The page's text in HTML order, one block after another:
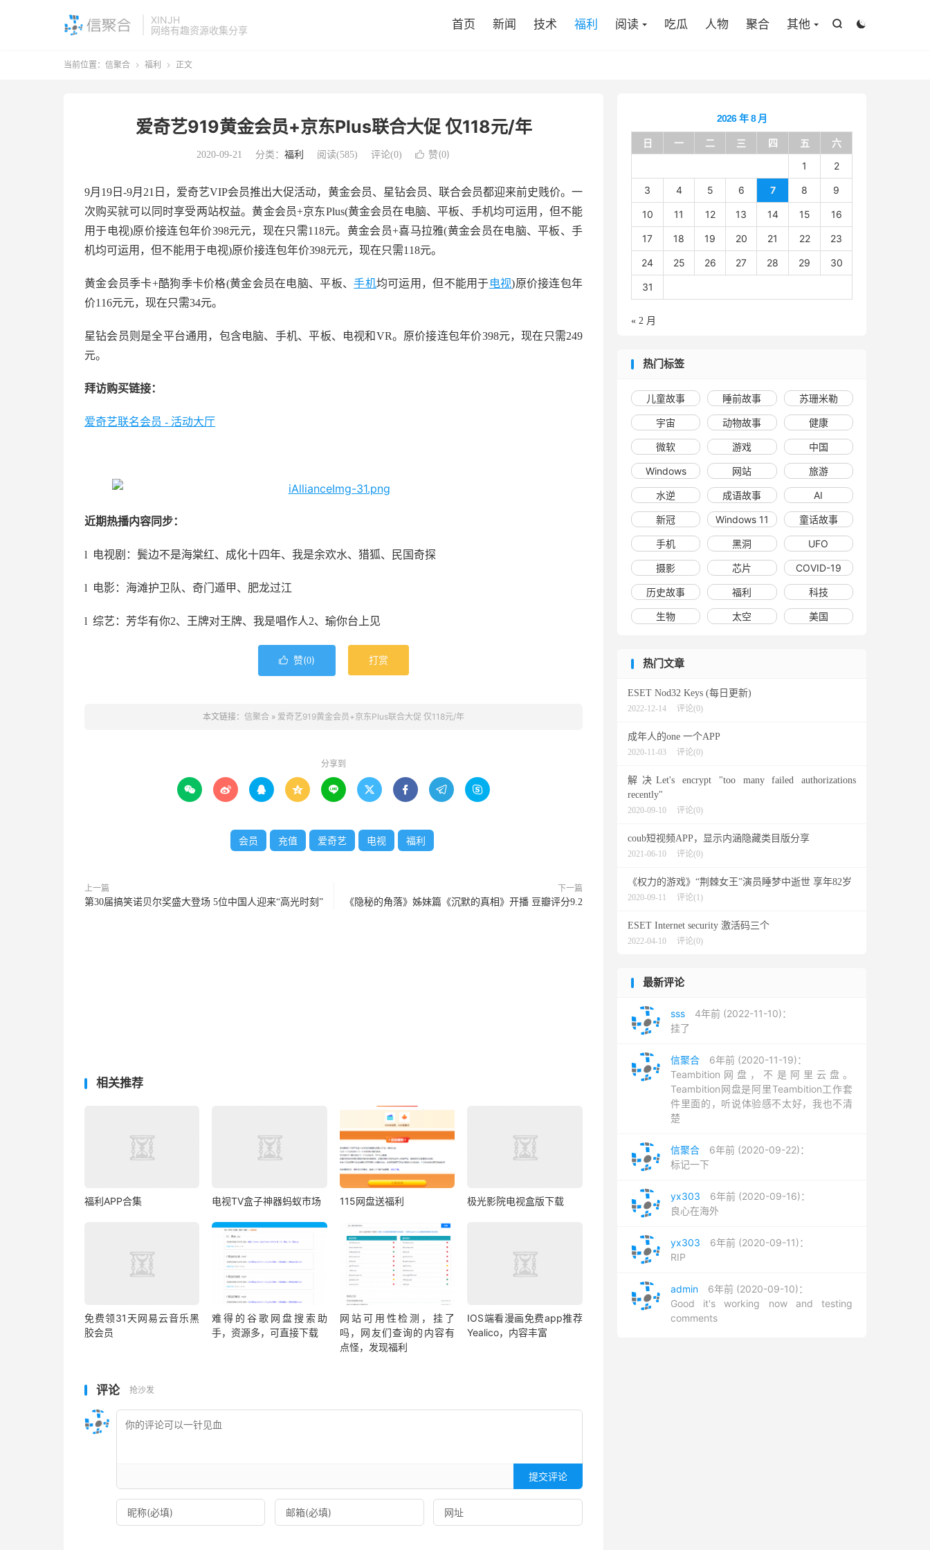
XINJH
网络有趣资源收集分享


首页 新闻 技术 福利 阅读 吃瓜 人物 聚合 其他
当前位置： 信聚合  福利  正文
爱奇艺919黄金会员+京东Plus联合大促 仅118元/年
2020-09-21 分类： 福利 阅读(585) 评论(0)  赞(0)
9月19日-9月21日，爱奇艺VIP会员推出大促活动，黄金会员、星钻会员、联合会员都迎来前史贱价。一
次购买就可以同时享受两站权益。黄金会员+京东Plus(黄金会员在电脑、平板、手机均可运用，但不能
用于电视)原价接连包年价398元元，现在只需118元。黄金会员+喜马拉雅(黄金会员在电脑、平板、手
机均可运用，但不能用于电视)原价接连包年价398元元，现在只需118元。
黄金会员季卡+酷狗季卡价格(黄金会员在电脑、平板、手机均可运用，但不能用于电视)原价接连包年
价116元元，现在只需34元。
星钻会员则是全平台通用，包含电脑、手机、平板、电视和VR。原价接连包年价398元，现在只需249
元。
拜访购买链接：
爱奇艺联名会员 - 活动大厅
近期热播内容同步：
l 电视剧：鬓边不是海棠红、成化十四年、我是余欢水、猎狐、民国奇探
l 电影：海滩护卫队、奇门遁甲、肥龙过江
l 综艺：芳华有你2、王牌对王牌、我是唱作人2、瑜你台上见
 赞(0) 打赏
本文链接： 信聚合 » 爱奇艺919黄金会员+京东Plus联合大促 仅118元/年
分享到
        
会员 充值 爱奇艺 电视 福利
上一篇
第30届搞笑诺贝尔奖盛大登场 5位中国人迎来“高光时刻”
下一篇
《隐秘的角落》姊妹篇《沉默的真相》开播 豆瓣评分9.2
相关推荐
福利APP合集 电视TV盒子神器蚂蚁市场 115网盘送福利 极光影院电视盒版下载
免费领31天网易云音乐黑
胶会员
难得的谷歌网盘搜索助
手，资源多，可直接下载
网站可用性检测，挂了
吗，网友们查询的内容有
点怪，发现福利
IOS端看漫画免费app推荐
Yealico，内容丰富
评论 抢沙发
提交评论
2026 年 8 月
日 一 二 三 四 五
六
1
2
3 4 5 6 7 8 9
10 11 12 13 14 15 16
17 18 19 20 21 22 23
24 25 26 27 28 29 30
31
« 2 月
热门标签
儿童故事 睡前故事 苏珊米勒
宇宙 动物故事 健康
微软 游戏 中国
Windows 网站 旅游
水逆 成语故事 AI
新冠 Windows 11 童话故事
手机 黑洞 UFO
摄影 芯片 COVID-19
历史故事 福利 科技
生物 太空 美国
热门文章
ESET Nod32 Keys (每日更新)
2022-12-14 评论(0)
成年人的one 一个APP
2020-11-03 评论(0)
解决Let's encrypt "too many failed authorizations
recently"
2020-09-10 评论(0)
coub短视频APP，显示内涵隐藏类目版分享
2021-06-10 评论(0)
《权力的游戏》“荆棘女王”演员睡梦中逝世 享年82岁
2020-09-11 评论(1)
ESET Internet security 激活码三个
2022-04-10 评论(0)
最新评论
sss
4年前 (2022-11-10)：
挂了
信聚合
6年前 (2020-11-19)：
Teambition网盘，不是阿里云盘。
Teambition网盘是阿里Teambition工作套
件里面的，听说体验感不太好，我也不清
楚
信聚合
6年前 (2020-09-22)：
标记一下
yx303
6年前 (2020-09-16)：
良心在海外
yx303
6年前 (2020-09-11)：
RIP
admin
6年前 (2020-09-10)：
Good it's working now and testing
comments